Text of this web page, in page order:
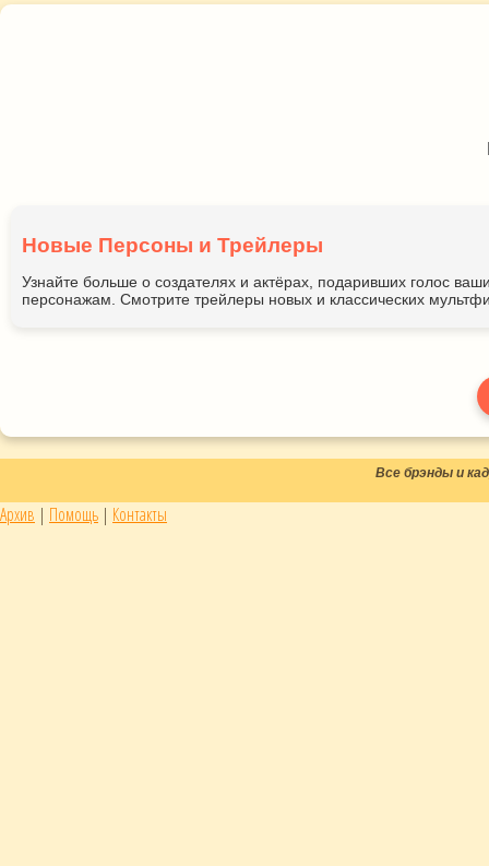
Новые Персоны и Трейлеры
Узнайте больше о создателях и актёрах, подаривших голос
персонажам. Смотрите трейлеры новых и классических
Все брэнды и
Архив | Помощь | Контакты